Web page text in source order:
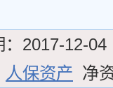
2017-12-04
人保资产 净